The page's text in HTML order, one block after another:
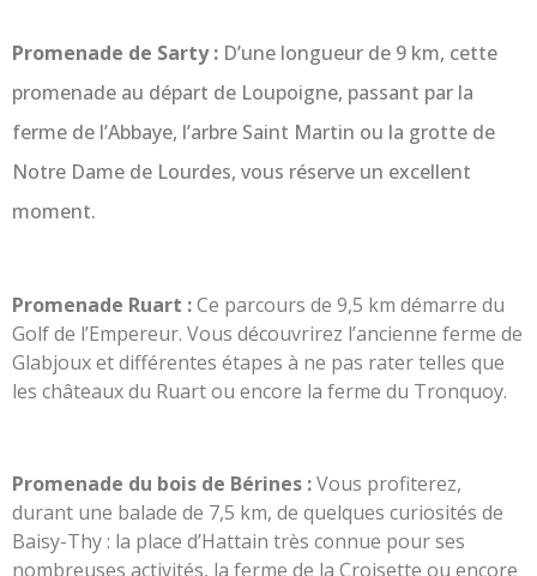
Promenade de Sarty : D’une longueur de 9 km, cette
promenade au départ de Loupoigne, passant par la
ferme de l’Abbaye, l’arbre Saint Martin ou la grotte de
Notre Dame de Lourdes, vous réserve un excellent
moment.
Promenade Ruart :Ce parcours de 9,5 km démarre du
Golf de l’Empereur. Vous découvrirez l’ancienne ferme de
Glabjoux et différentes étapes à ne pas rater telles que
les châteaux du Ruart ou encore la ferme du Tronquoy.
Promenade du bois de Bérines :Vous profiterez,
durant une balade de 7,5 km, de quelques curiosités de
Baisy-Thy : la place d’Hattain très connue pour ses
nombreuses activités, la ferme de la Croisette ou encore